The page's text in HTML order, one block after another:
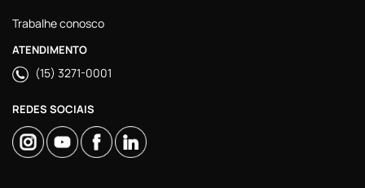
Trabalhe conosco
ATENDIMENTO
(15) 3271-0001
REDES SOCIAIS